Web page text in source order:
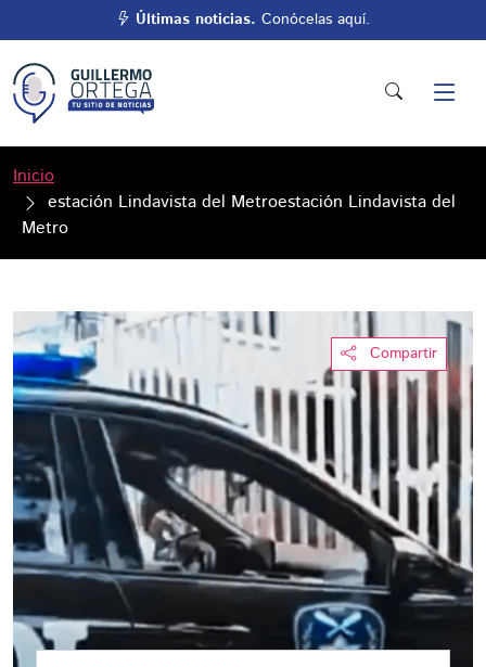
Últimas noticias. Conócelas aquí.
Inicio
estación Lindavista del Metroestación Lindavista del
Metro
Compartir